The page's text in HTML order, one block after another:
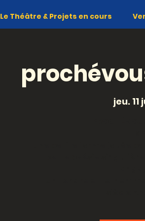
Le Théâtre & Projets en cours
jeu. 11